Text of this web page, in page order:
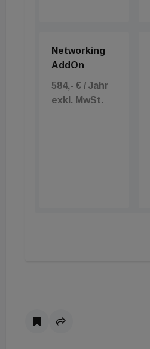
Networking
AddOn
584,- € / Jahr
exkl. MwSt.